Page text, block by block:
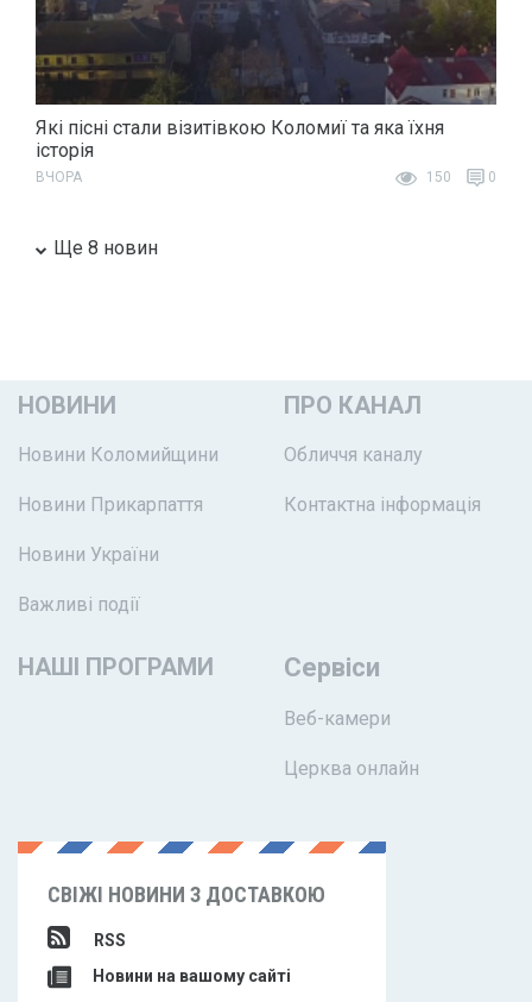
Які пісні стали візитівкою Коломиї та яка їхня
історія
ВЧОРА 150 0
Ще 8 новин
НОВИНИ
Новини Коломийщини
Новини Прикарпаття
Новини України
Важливі події
ПРО КАНАЛ
Обличчя каналу
Контактна інформація
НАШІ ПРОГРАМИ Сервіси
Веб-камери
Церква онлайн
СВІЖІ НОВИНИ З ДОСТАВКОЮ
RSS
Новини на вашому сайті